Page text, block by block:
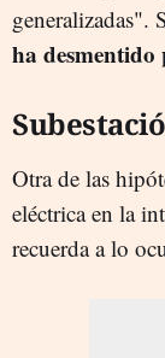
generalizadas".
ha desmentido
Otra de las
eléctrica en la
recuerda a lo